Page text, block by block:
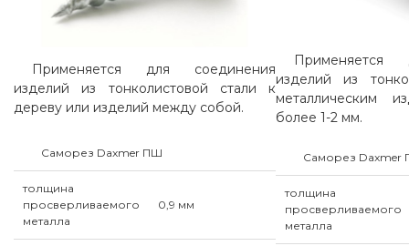
Применяется для соединения
изделий из тонколистовой стали к
дереву или изделий между собой.
Саморез Daxmer ПШ
толщина
просверливаемого
металла
0,9 мм
Применяется
изделий из
металлическим
более 1-2 мм.
Саморез
толщина
просверливаемого
металла